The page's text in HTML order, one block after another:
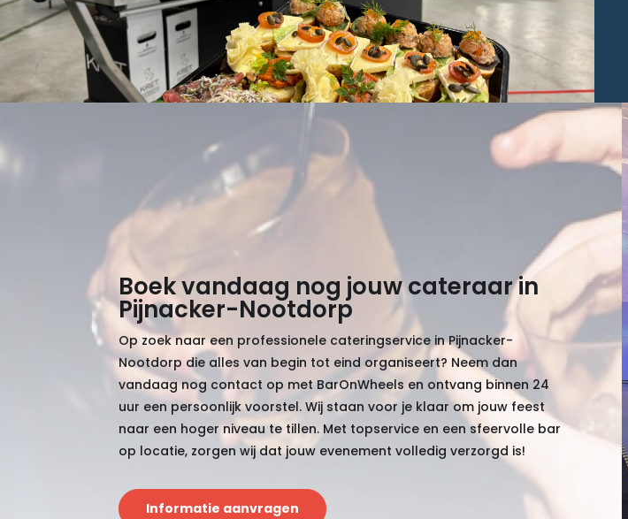
Boek vandaag nog jouw cateraar in
Pijnacker-Nootdorp
Op zoek naar een professionele cateringservice in Pijnacker-
Nootdorp die alles van begin tot eind organiseert? Neem dan
vandaag nog contact op met BarOnWheels en ontvang binnen 24
uur een persoonlijk voorstel. Wij staan voor je klaar om jouw feest
naar een hoger niveau te tillen. Met topservice en een sfeervolle bar
op locatie, zorgen wij dat jouw evenement volledig verzorgd is!
Informatie aanvragen